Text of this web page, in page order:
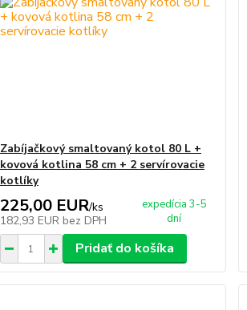
Zabíjačkový smaltovaný kotol 80 L +
kovová kotlina 58 cm + 2 servírovacie
kotlíky
225,00 EUR/ks
182,93 EUR bez DPH
expedícia 3-5
dní
Pridať do košíka